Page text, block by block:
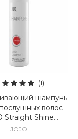
(1)
шампунь
волос
Straight Shine
Shampoo
JOJO